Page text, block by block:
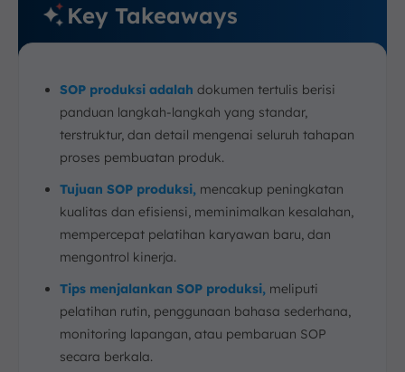
Key Takeaways
SOP produksi adalah dokumen tertulis berisi
panduan langkah-langkah yang standar,
terstruktur, dan detail mengenai seluruh tahapan
proses pembuatan produk.
Tujuan SOP produksi, mencakup peningkatan
kualitas dan efisiensi, meminimalkan kesalahan,
mempercepat pelatihan karyawan baru, dan
mengontrol kinerja.
Tips menjalankan SOP produksi, meliputi
pelatihan rutin, penggunaan bahasa sederhana,
monitoring lapangan, atau pembaruan SOP
secara berkala.